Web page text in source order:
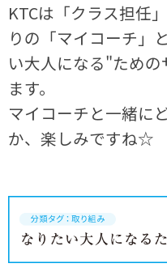
KTCは「クラス担任
りの「マイコーチ」
い大人になる"ため
ます。
マイコーチと一緒に
か、楽しみですね☆